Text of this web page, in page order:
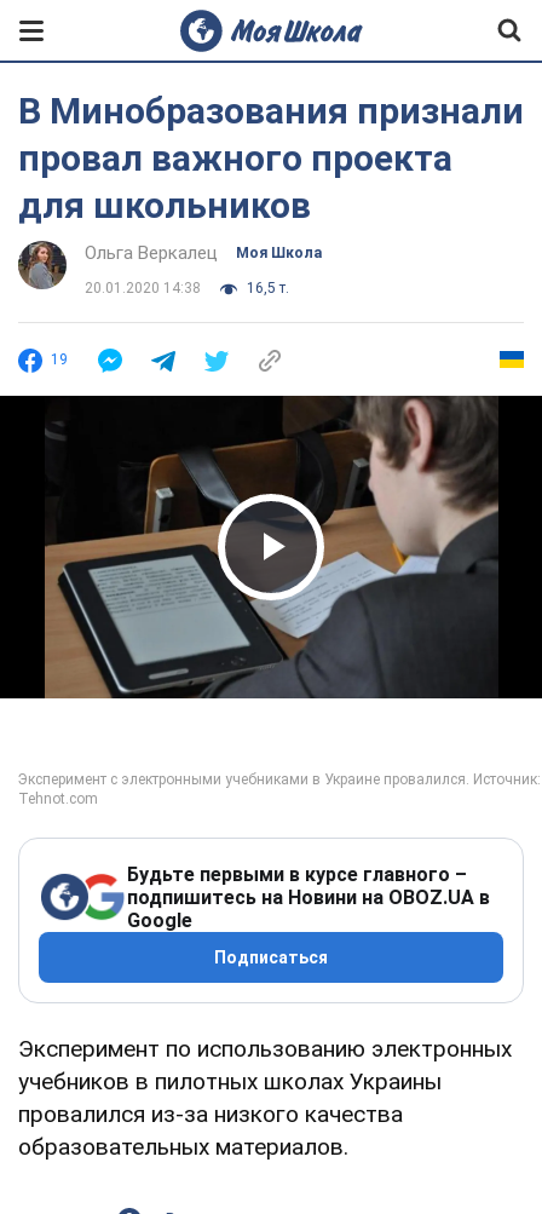
В Минобразования признали
провал важного проекта
для школьников
Ольга Веркалец Моя Школа
20.01.2020 14:38 16,5 т.
19
Play Video
Будьте первыми в курсе главного –
подпишитесь на Новини на OBOZ.UA в
Google
Подписаться
Эксперимент по использованию электронных
учебников в пилотных школах Украины
провалился из-за низкого качества
образовательных материалов.